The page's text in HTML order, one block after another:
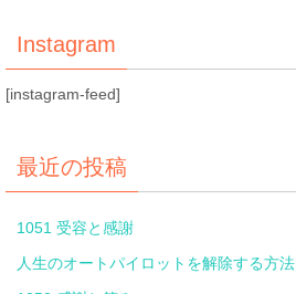
Instagram
[instagram-feed]
最近の投稿
1051 受容と感謝
人生のオートパイロットを解除する方法